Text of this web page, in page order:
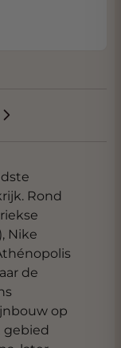
pagina
Rond
Nike
de
op
gebied